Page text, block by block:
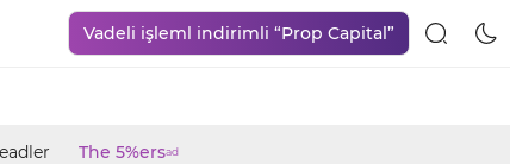
Vadeli işleml indirimli “Prop Capital”
The 5%ersad